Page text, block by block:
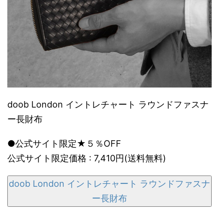
doob London イントレチャート ラウンドファスナ
ー長財布
●公式サイト限定★５％OFF
公式サイト限定価格 : 7,410円(送料無料)
doob London イントレチャート ラウンドファスナ
ー長財布